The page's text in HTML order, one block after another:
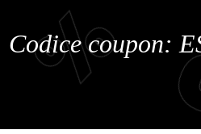
%
Codice coupon: